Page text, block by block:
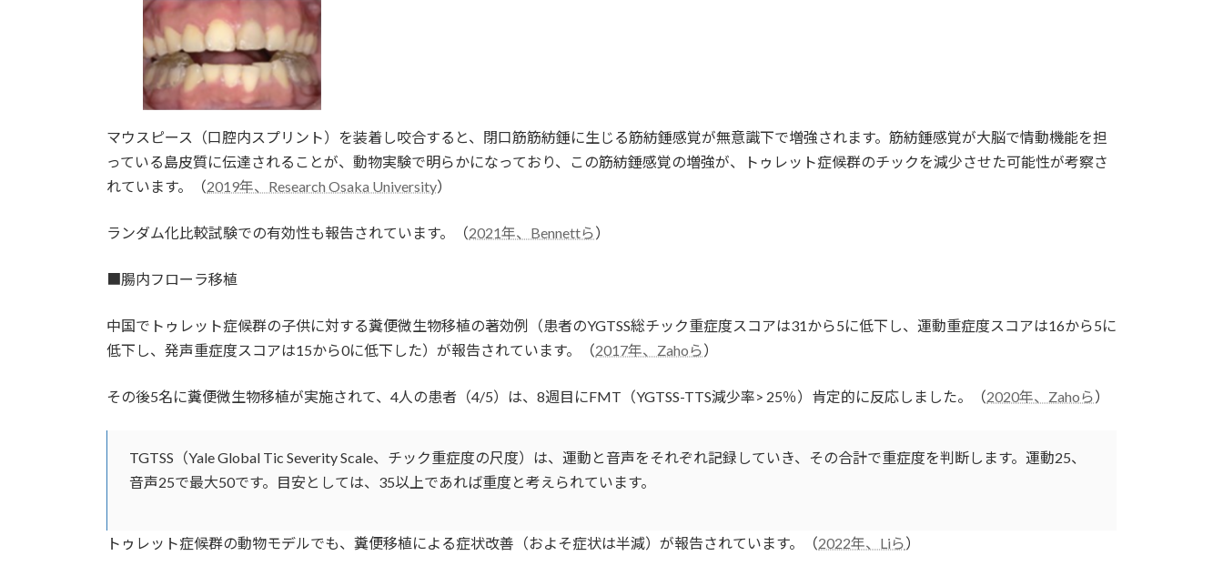
マウスピース（口腔内スプリント）を装着し咬合すると、閉口筋筋紡錘に生じる筋紡錘感覚が無意識下で増強されます。筋紡錘感覚が大脳で情動機能を担
っている島皮質に伝達されることが、動物実験で明らかになっており、この筋紡錘感覚の増強が、トゥレット症候群のチックを減少させた可能性が考察さ
れています。（2019年、Research Osaka University）
ランダム化比較試験での有効性も報告されています。（2021年、Bennettら）
■腸内フローラ移植
中国でトゥレット症候群の子供に対する糞便微生物移植の著効例（患者のYGTSS総チック重症度スコアは31から5に低下し、運動重症度スコアは16から5に
低下し、発声重症度スコアは15から0に低下した）が報告されています。（2017年、Zahoら）
その後5名に糞便微生物移植が実施されて、4人の患者（4/5）は、8週目にFMT（YGTSS-TTS減少率> 25％）肯定的に反応しました。（2020年、Zahoら）
TGTSS（Yale Global Tic Severity Scale、チック重症度の尺度）は、運動と音声をそれぞれ記録していき、その合計で重症度を判断します。運動25、
音声25で最大50です。目安としては、35以上であれば重度と考えられています。
トゥレット症候群の動物モデルでも、糞便移植による症状改善（およそ症状は半減）が報告されています。（2022年、Liら）